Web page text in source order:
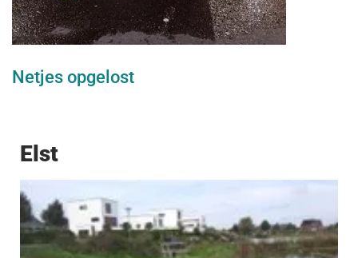
Netjes opgelost
Elst